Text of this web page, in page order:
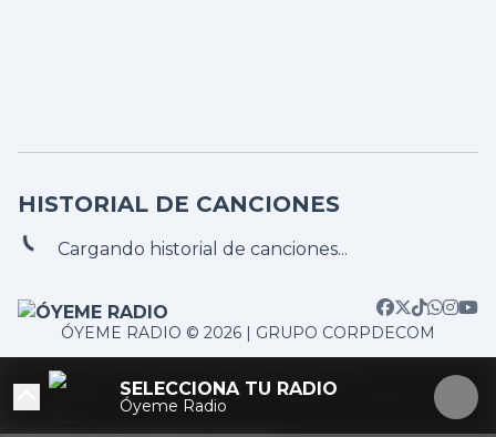
HISTORIAL DE CANCIONES
Cargando historial de canciones...
TOP 5
RADIOS MAS ESCUCHADAS
ÓYEME RADIO © 2026 | GRUPO CORPDECOM
SELECCIONA TU RADIO
Óyeme Radio
/home/corpdeco/radios.colradiotv.com/wp-
content/themes/nexotuner/parts/player-aside.php on